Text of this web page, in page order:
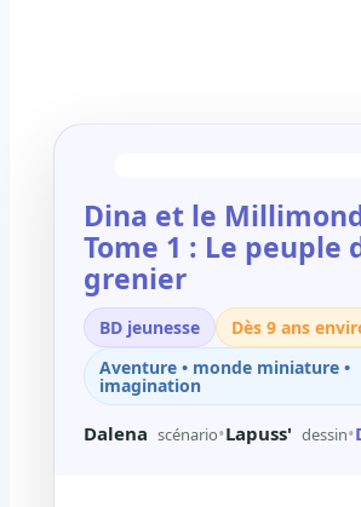
Dina et le
Tome 1 : Le peuple
grenier
BD jeunesse
Dès 9 ans
Aventure • monde miniature •
imagination
Dalena scénario•Lapuss' dessin•